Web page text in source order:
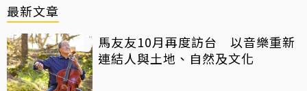
最新文章
馬友友10月再度訪台 以音樂重新
連結人與土地、自然及文化